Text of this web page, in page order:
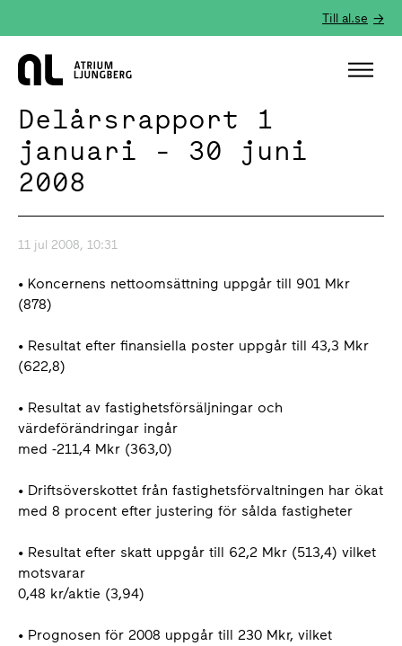
Till al.se
Hem
Delårsrapport 1
januari - 30 juni
2008
11 jul 2008, 10:31
• Koncernens nettoomsättning uppgår till 901 Mkr
(878)
• Resultat efter finansiella poster uppgår till 43,3 Mkr
(622,8)
• Resultat av fastighetsförsäljningar och
värdeförändringar ingår
med -211,4 Mkr (363,0)
• Driftsöverskottet från fastighetsförvaltningen har ökat
med 8 procent efter justering för sålda fastigheter
• Resultat efter skatt uppgår till 62,2 Mkr (513,4) vilket
motsvarar
0,48 kr/aktie (3,94)
• Prognosen för 2008 uppgår till 230 Mkr, vilket